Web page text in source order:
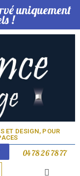
uniquement
!
ET DESIGN, POUR
04 78 26 78 77